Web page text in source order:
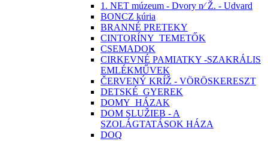
1. NET múzeum - Dvory n⁄ Ž. - Udvard
BONCZ kúria
BRANNÉ PRETEKY
CINTORÍNY_TEMETŐK
CSEMADOK
CIRKEVNÉ PAMIATKY -SZAKRÁLIS
EMLÉKMŰVEK
ČERVENÝ KRÍŽ - VÖRÖSKERESZT
DETSKÉ_GYEREK
DOMY_HÁZAK
DOM SLUŽIEB - A
SZOLÁGTATÁSOK HÁZA
DOQ